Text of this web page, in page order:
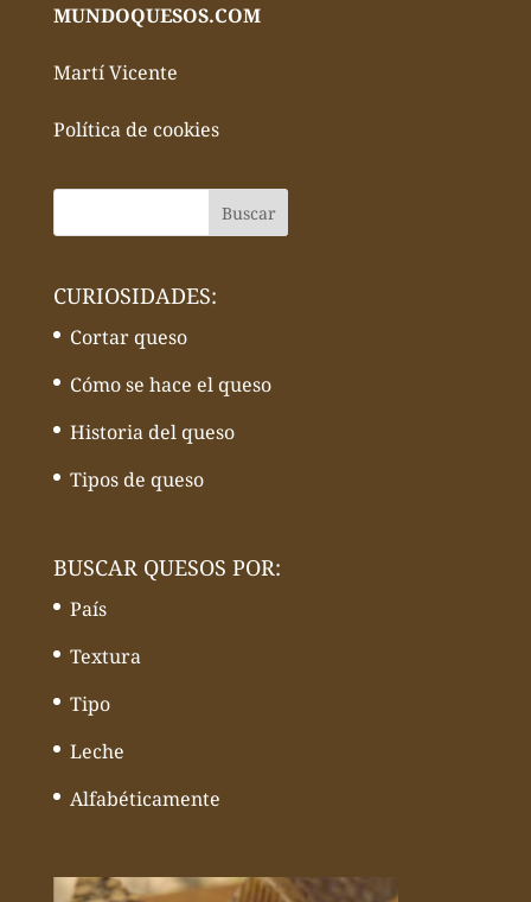
MUNDOQUESOS.COM
Martí Vicente
Política de cookies
CURIOSIDADES:
Cortar queso
Cómo se hace el queso
Historia del queso
Tipos de queso
BUSCAR QUESOS POR:
País
Textura
Tipo
Leche
Alfabéticamente